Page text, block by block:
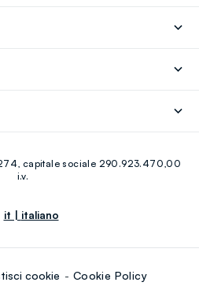
Linkedin
capitale sociale 290.923.470,00
i.v.
it | italiano
cookie Cookie Policy